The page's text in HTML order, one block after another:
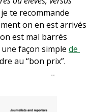
te recommande
on en est arrivés
est mal barrés
une façon simple de
au “bon prix”.